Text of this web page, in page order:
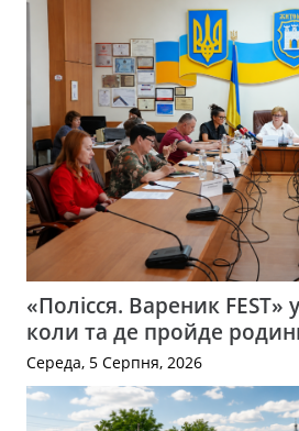
«Полісся. Вареник
коли та де пройде
Середа, 5 Серпня, 2026